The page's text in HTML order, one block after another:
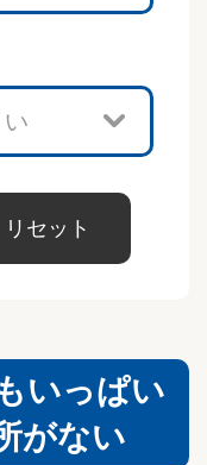
リセット
いっぱい
がない